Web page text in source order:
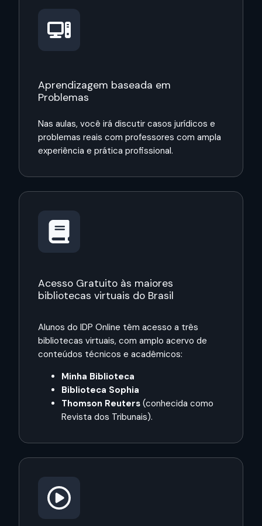
Aprendizagem baseada em
Problemas
Nas aulas, você irá discutir casos jurídicos e
problemas reais com professores com ampla
experiência e prática profissional.
Acesso Gratuito às maiores
bibliotecas virtuais do Brasil
Alunos do IDP Online têm acesso a três
bibliotecas virtuais, com amplo acervo de
conteúdos técnicos e acadêmicos:
Minha Biblioteca
Biblioteca Sophia
Thomson Reuters (conhecida como
Revista dos Tribunais).